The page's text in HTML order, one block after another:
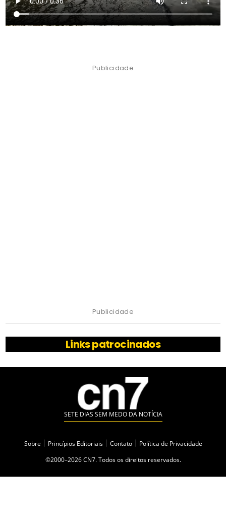
Publicidade
Publicidade
Links patrocinados
SETE DIAS SEM MEDO DA NOTÍCIA
Sobre Princípios Editoriais Contato
Política de Privacidade
©2000–2026 CN7. Todos os direitos reservados.